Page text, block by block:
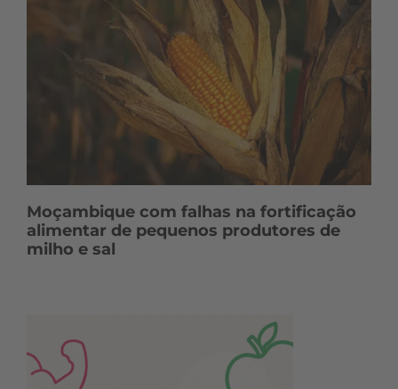
Moçambique com falhas na fortificação
alimentar de pequenos produtores de
milho e sal